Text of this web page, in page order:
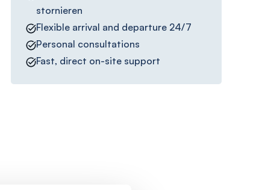
stornieren
Flexible arrival and departure 24/7
Personal consultations
Fast, direct on-site support